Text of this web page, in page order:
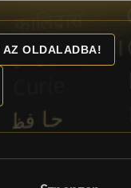
AZ OLDALADBA!